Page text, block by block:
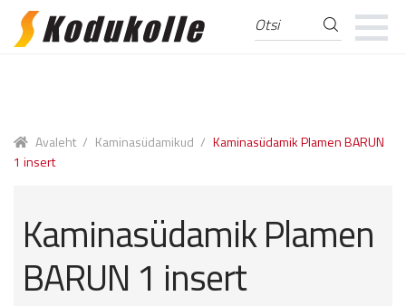
Skip
Skip
Otsi:
Avaleht / Kaminasüdamikud / Kaminasüdamik Plamen BARUN
1 insert
Kaminasüdamik Plamen
BARUN 1 insert